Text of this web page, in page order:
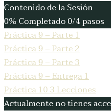
Contenido de la Sesión
0% Completado0/4 pasos
Práctica 9 – Parte 1
Práctica 9 – Parte 2
Práctica 9 – Parte 3
Práctica 9 – Entrega 1
Práctica 103 Lecciones
Actualmente no tienes